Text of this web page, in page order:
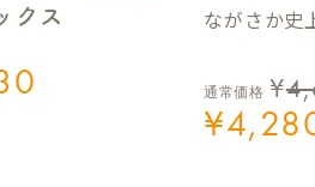
クス
ながさか史
通常価格 ¥
¥